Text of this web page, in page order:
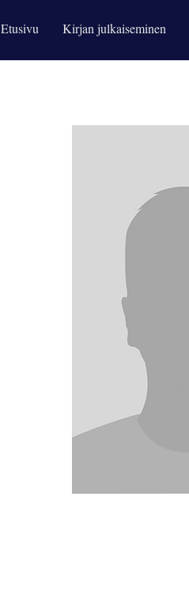
Etusivu Kirjan julkaiseminen